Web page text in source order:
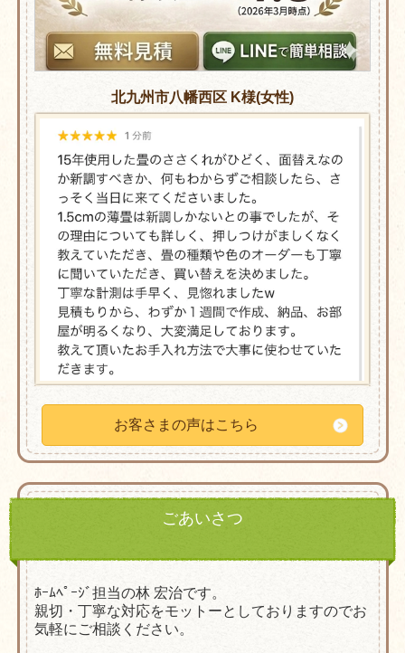
北九州市八幡西区 K様(女性)
お客さまの声はこちら
ごあいさつ
ﾎｰﾑﾍﾟｰｼﾞ担当の林 宏治です。
親切・丁寧な対応をモットーとしておりますのでお
気軽にご相談ください。